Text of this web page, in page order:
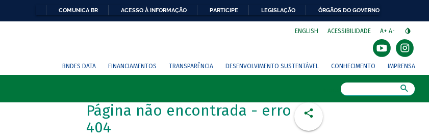
COMUNICA BR ACESSO À INFORMAÇÃO PARTICIPE LEGISLAÇÃO ÓRGÃOS DO GOVERNO
ENGLISH ACESSIBILIDADE A+ A-
BNDES DATA FINANCIAMENTOS TRANSPARÊNCIA DESENVOLVIMENTO SUSTENTÁVEL CONHECIMENTO IMPRENSA
Página não encontrada - erro
404